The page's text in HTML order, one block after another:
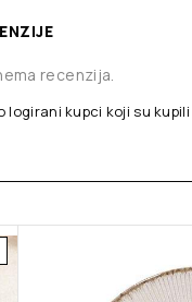
recenzija.
logirani kupci koji su